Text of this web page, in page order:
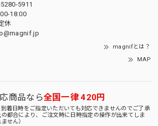
5911
18:00
休
magnifとは？
MAP
商品なら全国一律 420円
着日時をご指定いただいても対応できませんのでご了承
都合により、ご注文時に日時指定の操作が出来てしま
せん）